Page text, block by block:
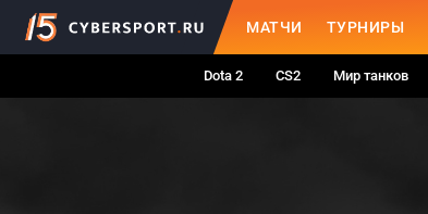
МАТЧИ ТУРНИРЫ
Dota 2 CS2 Мир танков